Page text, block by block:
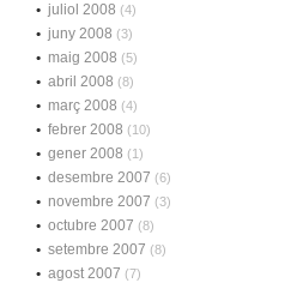
juliol 2008 (4)
juny 2008 (3)
maig 2008 (5)
abril 2008 (8)
març 2008 (4)
febrer 2008 (10)
gener 2008 (1)
desembre 2007 (6)
novembre 2007 (3)
octubre 2007 (8)
setembre 2007 (8)
agost 2007 (7)